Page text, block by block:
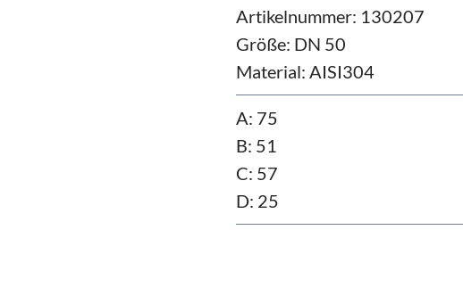
Artikelnummer: 130207
Größe: DN 50
Material: AISI304
A: 75
B: 51
C: 57
D: 25